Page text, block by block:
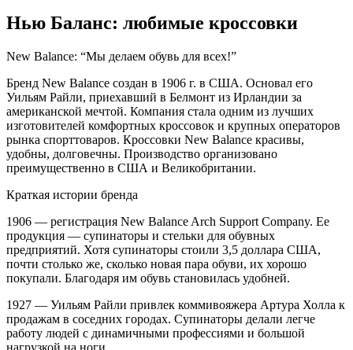
Нью Баланс: любимые кроссовки
New Balance: “Мы делаем обувь для всех!”
Бренд New Balance создан в 1906 г. в США. Основал его
Уильям Райли, приехавший в Белмонт из Ирландии за
американской мечтой. Компания стала одним из лучших
изготовителей комфортных кроссовок и крупных операторов
рынка спорттоваров. Кроссовки New Balance красивы,
удобны, долговечны. Производство организовано
преимущественно в США и Великобритании.
Краткая истории бренда
1906 — регистрация New Balance Arch Support Company. Ее
продукция — супинаторы и стельки для обувных
предприятий. Хотя супинаторы стоили 3,5 доллара США,
почти столько же, сколько новая пара обуви, их хорошо
покупали. Благодаря им обувь становилась удобней.
1927 — Уильям Райли привлек коммивояжера Артура Холла к
продажам в соседних городах. Супинаторы делали легче
работу людей с динамичными профессиями и большой
нагрузкой на ноги.